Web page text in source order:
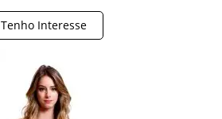
Tenho Interesse